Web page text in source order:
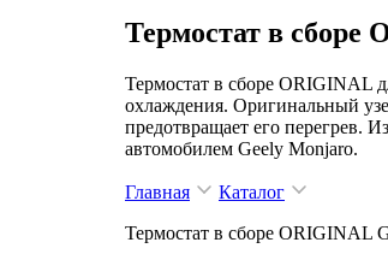
Термостат в сборе
Термостат в сборе ORIGINAL
охлаждения. Оригинальный
предотвращает его перегрев.
автомобилем Geely Monjaro.
Главная
Каталог
Термостат в сборе ORIGINAL